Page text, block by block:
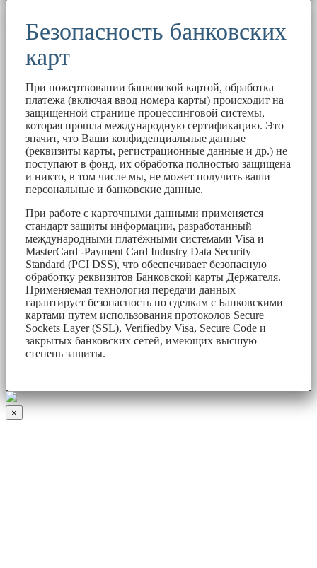
Безопасность банковских
карт
При пожертвовании банковской картой, обработка
платежа (включая ввод номера карты) происходит на
защищенной странице процессинговой системы,
которая прошла международную сертификацию. Это
значит, что Ваши конфиденциальные данные
(реквизиты карты, регистрационные данные и др.) не
поступают в фонд, их обработка полностью защищена
и никто, в том числе мы, не может получить ваши
персональные и банковские данные.
При работе с карточными данными применяется
стандарт защиты информации, разработанный
международными платёжными системами Visa и
MasterCard -Payment Card Industry Data Security
Standard (PCI DSS), что обеспечивает безопасную
обработку реквизитов Банковской карты Держателя.
Применяемая технология передачи данных
гарантирует безопасность по сделкам с Банковскими
картами путем использования протоколов Secure
Sockets Layer (SSL), Verifiedby Visa, Secure Code и
закрытых банковских сетей, имеющих высшую
степень защиты.
×